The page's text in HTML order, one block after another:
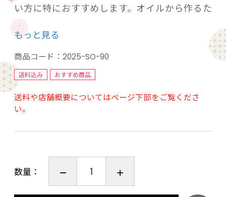
い方に特におすすめします。オイルから作るた
めゆっくりと成分を反応させる必要がありま
す。そこで、2か月かけてじっくり熟成させ、丁
寧に作っています。国産カメリナオイルは、国
内契約農園で栽培したカメリナ種子をコールド
プレス製法で搾油。必須脂肪酸オメガ3、オメガ
６、不飽和脂肪酸のオメガ９が２：１：２と理
想的な比率でバランス良く配合されているのが
カメリナオイルの特徴です。また、抗酸化成分
ダーファイン、イランイラン、ゼラニウムブルボ
ン、ヒノキ、サンダルウッドを贅沢にブレンド
した、やすらぎをもたらすエレガントな香り。
もっと見る
商品コード： 2025-SO-90
送料込み おすすめ商品
送料や店舗概要についてはページ下部をご覧くださ
い。
数量：